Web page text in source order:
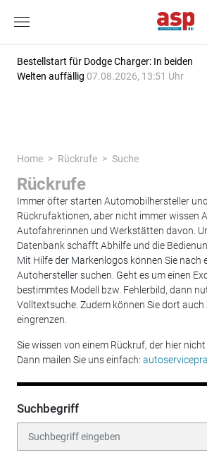
Bestellstart für Dodge Charger: In beiden
Welten auffällig 07.08.2026, 13:51 Uhr
Home Rückrufe Suche
Rückrufe
Immer öfter starten Automobilhersteller
Rückrufaktionen, aber nicht immer wissen
Autofahrerinnen und Werkstätten davon.
Datenbank schafft Abhilfe und die
Mit Hilfe der Markenlogos können Sie nach
Autohersteller suchen. Geht es um einen
bestimmtes Modell bzw. Fehlerbild, dann
Volltextsuche. Zudem können Sie dort
eingrenzen.
Sie wissen von einem Rückruf, der hier
Dann mailen Sie uns einfach:
Suchbegriff